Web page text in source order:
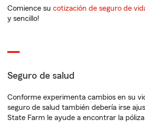
Comience su cotización de seguro de
y sencillo!
Seguro de salud
Conforme experimenta cambios en su
seguro de salud también debería irse
State Farm le ayude a encontrar la